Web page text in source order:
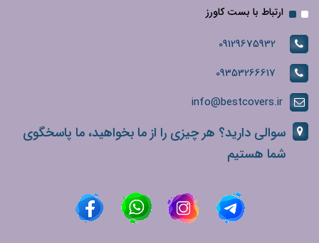
ارتباط با بست کاورز
09129675932
09353266617
info@bestcovers.ir
سوالی دارید؟ هر چیزی را از ما بخواهید، ما پاسخگوی
شما هستیم